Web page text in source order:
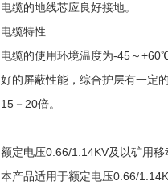
电缆的地线芯应良好接地。
电缆特性
电缆的使用环境温度为-45～
好的屏蔽性能，综合护层有一定
15－20倍。
额定电压0.66/1.14KV及以矿用
本产品适用于额定电压0.66/